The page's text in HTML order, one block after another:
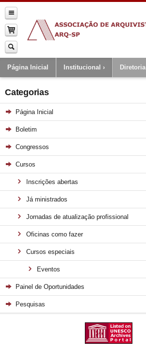
Página Inicial Institucional Diretoria
Categorias
Página Inicial
Boletim
Congressos
Cursos
Inscrições abertas
Já ministrados
Jornadas de atualização profissional
Oficinas como fazer
Cursos especiais
Eventos
Painel de Oportunidades
Pesquisas